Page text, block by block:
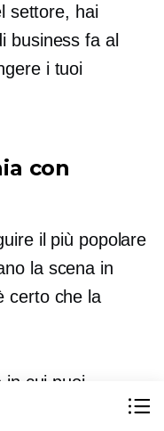
settore, hai
business fa al
i tuoi
con
il più popolare
la scena in
certo che la
in cui puoi
Evita